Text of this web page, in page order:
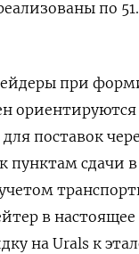
по
при
ориентируются
поставок
пунктам сдачи
в
на Urals к